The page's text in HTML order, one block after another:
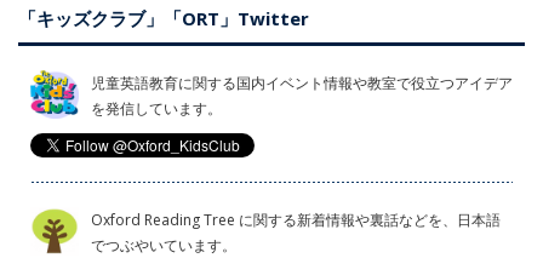
「キッズクラブ」「ORT」Twitter
児童英語教育に関する国内イベント情報や教室で役立つアイデア
を発信しています。
Oxford Reading Tree に関する新着情報や裏話などを、日本語
でつぶやいています。